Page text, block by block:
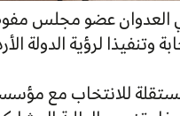
العدوان عضو مجلس
وتنفيذا لرؤية الدولة
للانتخاب مع